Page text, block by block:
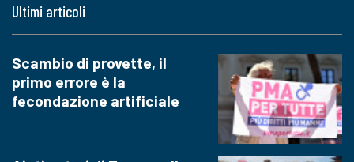
Ultimi articoli
Scambio di provette, il
primo errore è la
fecondazione artificiale